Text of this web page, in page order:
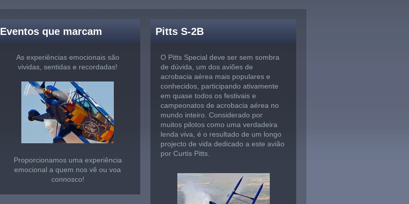
Eventos que marcam
As experiências emocionais são
vividas, sentidas e recordadas!
Proporcionamos uma experiência
emocional a quem nos vê ou voa
connosco!
Pitts S-2B
O Pitts Special deve ser sem sombra
de dúvida, um dos aviões de
acrobacia aérea mais populares e
conhecidos, participando ativamente
em quase todos os festivais e
campeonatos de acrobacia aérea no
mundo inteiro. Considerado por
muitos pilotos como uma verdadeira
lenda viva, é o resultado de um longo
projecto de vida dedicado a este avião
por Curtis Pitts.